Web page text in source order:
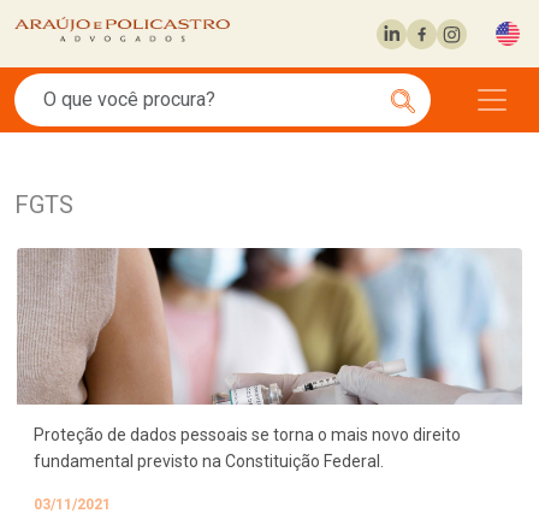
FGTS
Proteção de dados pessoais se torna o mais novo direito
fundamental previsto na Constituição Federal.
03/11/2021